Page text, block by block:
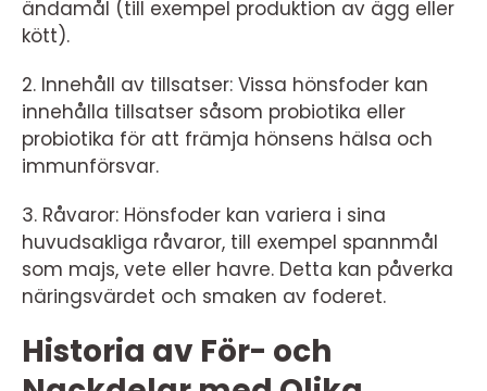
ändamål (till exempel produktion av ägg eller
kött).
2. Innehåll av tillsatser: Vissa hönsfoder kan
innehålla tillsatser såsom probiotika eller
probiotika för att främja hönsens hälsa och
immunförsvar.
3. Råvaror: Hönsfoder kan variera i sina
huvudsakliga råvaror, till exempel spannmål
som majs, vete eller havre. Detta kan påverka
näringsvärdet och smaken av foderet.
Historia av För- och